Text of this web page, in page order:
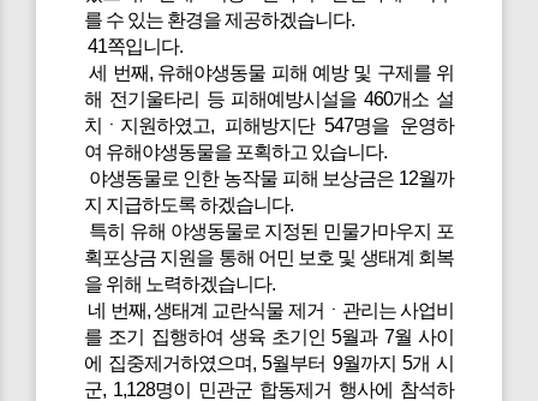
를 수 있는 환경을 제공하겠습니다.
41쪽입니다.
세 번째, 유해야생동물 피해 예방 및 구제를 위
해 전기울타리 등 피해예방시설을 460개소 설
치ㆍ지원하였고, 피해방지단 547명을 운영하
여 유해야생동물을 포획하고 있습니다.
야생동물로 인한 농작물 피해 보상금은 12월까
지 지급하도록 하겠습니다.
특히 유해 야생동물로 지정된 민물가마우지 포
획포상금 지원을 통해 어민 보호 및 생태계 회복
을 위해 노력하겠습니다.
네 번째, 생태계 교란식물 제거ㆍ관리는 사업비
를 조기 집행하여 생육 초기인 5월과 7월 사이
에 집중제거하였으며, 5월부터 9월까지 5개 시
군, 1,128명이 민관군 합동제거 행사에 참석하